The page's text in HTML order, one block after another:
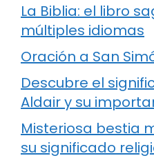
La Biblia: el libro
múltiples idiomas
Oración a San
Descubre el
Aldair y su
Misteriosa bestia
su significado